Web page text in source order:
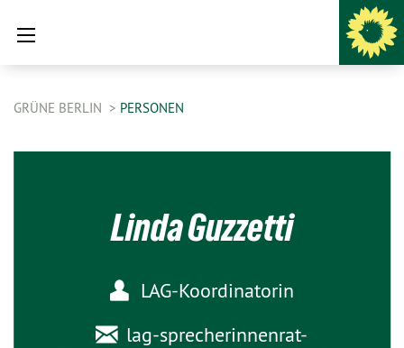
GRÜNE BERLIN PERSONEN
Linda Guzzetti
LAG-Koordinatorin
lag-sprecherinnenrat-